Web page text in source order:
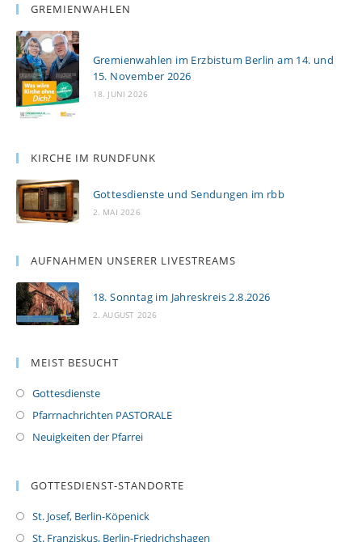
GREMIENWAHLEN
Gremienwahlen im Erzbistum Berlin am 14. und
15. November 2026
18. JUNI 2026
KIRCHE IM RUNDFUNK
Gottesdienste und Sendungen im rbb
2. MAI 2026
AUFNAHMEN UNSERER LIVESTREAMS
18. Sonntag im Jahreskreis 2.8.2026
2. AUGUST 2026
MEIST BESUCHT
Gottesdienste
Pfarrnachrichten PASTORALE
Neuigkeiten der Pfarrei
GOTTESDIENST-STANDORTE
St. Josef, Berlin-Köpenick
St. Franziskus, Berlin-Friedrichshagen